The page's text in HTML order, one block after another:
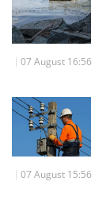
07 August 16:56
07 August 15:56